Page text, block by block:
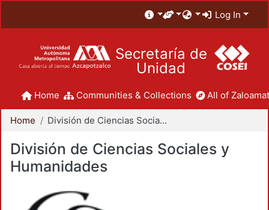
Log In
Secretaría de
Unidad
Home Communities & Collections All of
Home División de Ciencias Sociales y Humanidades
División de Ciencias Sociales y
Humanidades